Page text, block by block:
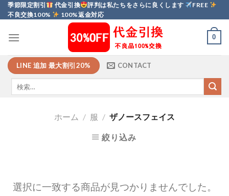
Skip
to
季節限定割引 代金引換 評判は私たちをさらに良くします
FREE
不良交換100%
100%返金対応
0
LINE 追加 最大割引20% CONTACT
ホーム / 服 / ザノースフェイス
絞り込み
選択に一致する商品が見つかりませんでした。